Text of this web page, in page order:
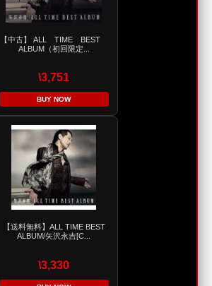
【中古】 ALL TIME BEST
ALBUM（初回限定...
\3,751
BUY NOW
【送料無料】ALL TIME BEST
ALBUM/矢沢永吉[C...
\3,330